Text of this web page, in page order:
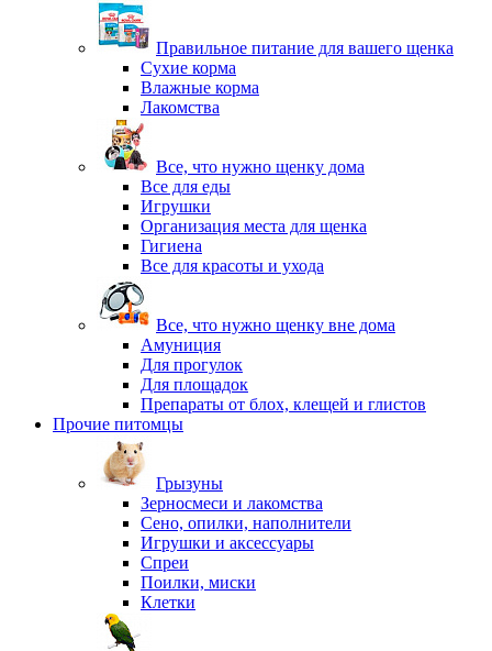
Правильное питание для вашего щенка
Сухие корма
Влажные корма
Лакомства
Все, что нужно щенку дома
Все для еды
Игрушки
Организация места для щенка
Гигиена
Все для красоты и ухода
Все, что нужно щенку вне дома
Амуниция
Для прогулок
Для площадок
Препараты от блох, клещей и глистов
Прочие питомцы
Грызуны
Зерносмеси и лакомства
Сено, опилки, наполнители
Игрушки и аксессуары
Спреи
Поилки, миски
Клетки